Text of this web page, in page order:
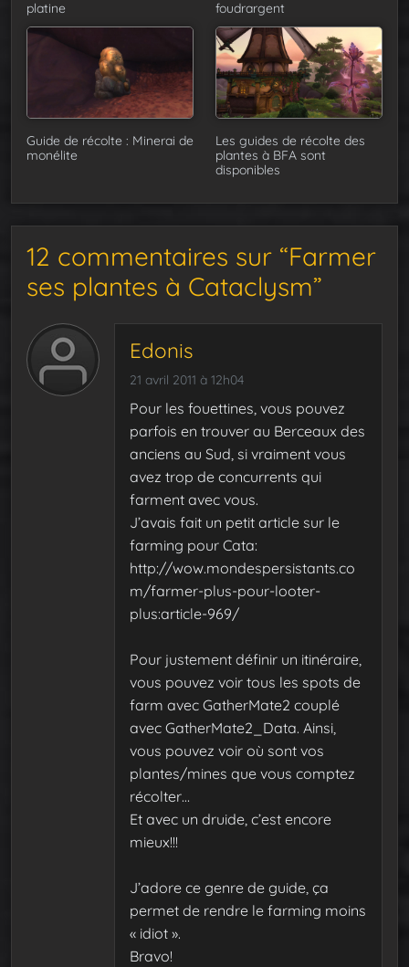
platine
foudrargent
Guide de récolte : Minerai de
monélite
Les guides de récolte des
plantes à BFA sont
disponibles
12 commentaires sur “Farmer
ses plantes à Cataclysm”
Edonis
21 avril 2011 à 12h04
Pour les fouettines, vous pouvez
parfois en trouver au Berceaux des
anciens au Sud, si vraiment vous
avez trop de concurrents qui
farment avec vous.
J’avais fait un petit article sur le
farming pour Cata:
http://wow.mondespersistants.co
m/farmer-plus-pour-looter-
plus:article-969/
Pour justement définir un itinéraire,
vous pouvez voir tous les spots de
farm avec GatherMate2 couplé
avec GatherMate2_Data. Ainsi,
vous pouvez voir où sont vos
plantes/mines que vous comptez
récolter…
Et avec un druide, c’est encore
mieux!!!
J’adore ce genre de guide, ça
permet de rendre le farming moins
« idiot ».
Bravo!